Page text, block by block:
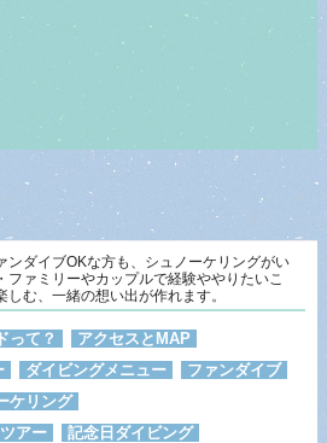
ンダイブOKな方も、シュノーケリングがい
ファミリーやカップルで経験ややりたいこ
む、一緒の想い出が作れます。
って？
アクセスとMAP
ダイビングメニュー
ファンダイブ
ケリング
アー
記念日ダイビング